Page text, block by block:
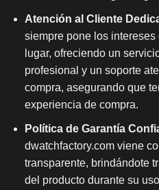
Atención al Cliente
siempre pone los
lugar, ofreciendo un
profesional y un soporte
compra, asegurando que
experiencia de compra.
Política de Garantía
dwatchfactory.com viene
transparente, brindándote
del producto durante su